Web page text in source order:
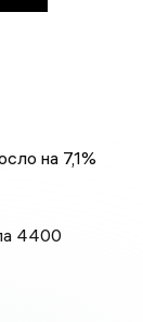
на 7,1%
4400